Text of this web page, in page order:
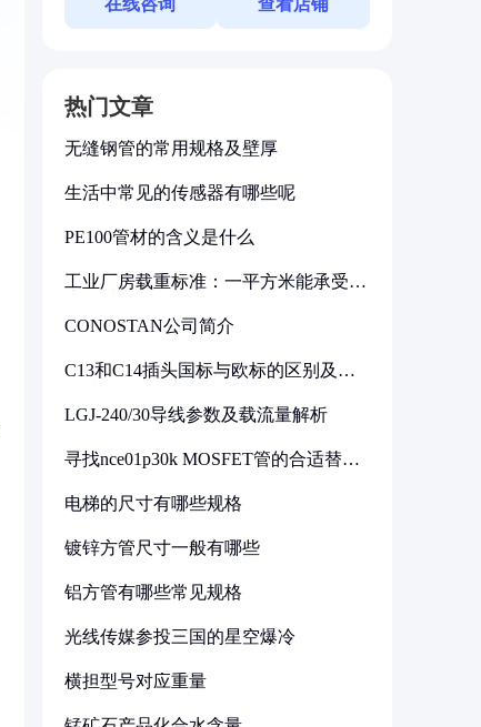
在线咨询 查看店铺
热门文章
无缝钢管的常用规格及壁厚
生活中常见的传感器有哪些呢
PE100管材的含义是什么
工业厂房载重标准：一平方米能承受多
CONOSTAN公司简介
C13和C14插头国标与欧标的区别及其
LGJ-240/30导线参数及载流量解析
寻找nce01p30k MOSFET管的合适替代
电梯的尺寸有哪些规格
镀锌方管尺寸一般有哪些
铝方管有哪些常见规格
光线传媒参投三国的星空爆冷
横担型号对应重量